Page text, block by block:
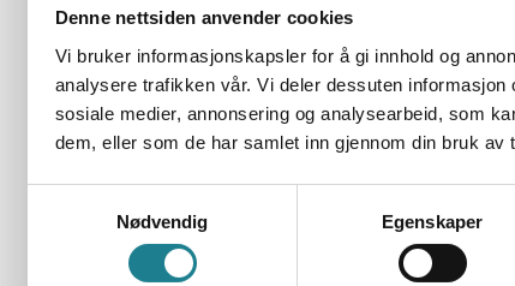
Denne nettsiden anvender cookies
Vi bruker informasjonskapsler for å gi innhold og
analysere trafikken vår. Vi deler dessuten
sosiale medier, annonsering og analysearbeid, som
dem, eller som de har samlet inn gjennom din bruk av
Nødvendig
Egenskaper
hovedsatsningen.
Har du lyst til å gå tur med en
har du muligheten på Killingmo Gård.
tunet og rundt på gården. Ønsker du
Alle besøk må forhåndsbestilles.
I 1896 ble Urskog-Hølandsbanen